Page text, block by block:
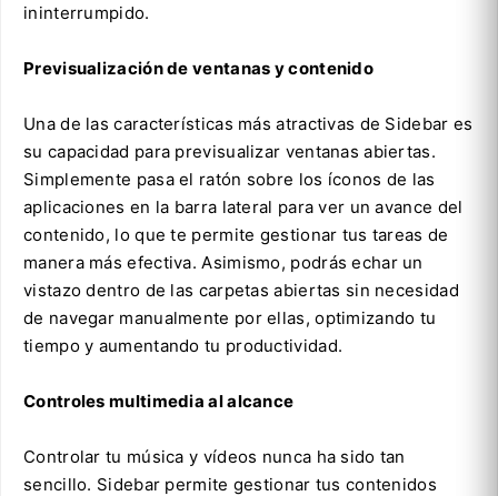
ininterrumpido.
Previsualización de ventanas y contenido
Una de las características más atractivas de Sidebar es
su capacidad para previsualizar ventanas abiertas.
Simplemente pasa el ratón sobre los íconos de las
aplicaciones en la barra lateral para ver un avance del
contenido, lo que te permite gestionar tus tareas de
manera más efectiva. Asimismo, podrás echar un
vistazo dentro de las carpetas abiertas sin necesidad
de navegar manualmente por ellas, optimizando tu
tiempo y aumentando tu productividad.
Controles multimedia al alcance
Controlar tu música y vídeos nunca ha sido tan
sencillo. Sidebar permite gestionar tus contenidos